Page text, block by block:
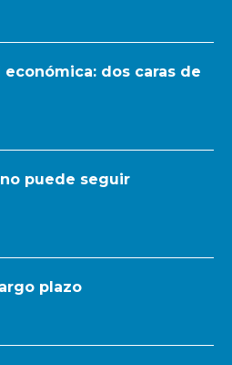
dos caras de
puede seguir
plazo